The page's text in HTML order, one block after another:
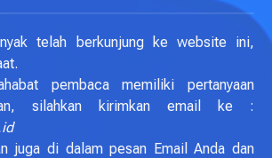
telah berkunjung ke website ini,
pembaca memiliki pertanyaan
silahkan kirimkan email ke :
juga di dalam pesan Email Anda dan